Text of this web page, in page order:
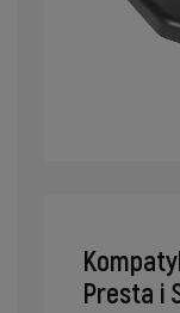
Presta i